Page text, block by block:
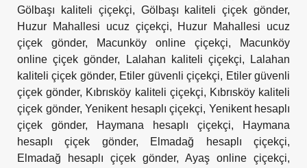
Gölbaşı kaliteli çiçekçi, Gölbaşı kaliteli çiçek gönder,
Huzur Mahallesi ucuz çiçekçi, Huzur Mahallesi ucuz
çiçek gönder, Macunköy online çiçekçi,
Macunköy
online çiçek gönder, Lalahan kaliteli çiçekçi,
Lalahan
kaliteli çiçek gönder, Etiler güvenli çiçekçi, Etiler güvenli
çiçek gönder, Kıbrısköy kaliteli çiçekçi, Kıbrısköy kaliteli
çiçek gönder, Yenikent hesaplı çiçekçi, Yenikent hesaplı
çiçek gönder, Haymana hesaplı çiçekçi,
Haymana
hesaplı çiçek gönder, Elmadağ hesaplı çiçekçi,
Elmadağ hesaplı çiçek gönder, Ayaş online çiçekçi,